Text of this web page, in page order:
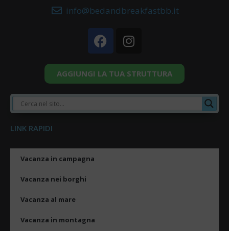
info@bedandbreakfastbb.it
AGGIUNGI LA TUA STRUTTURA
LINK RAPIDI
Vacanza in campagna
Vacanza nei borghi
Vacanza al mare
Vacanza in montagna